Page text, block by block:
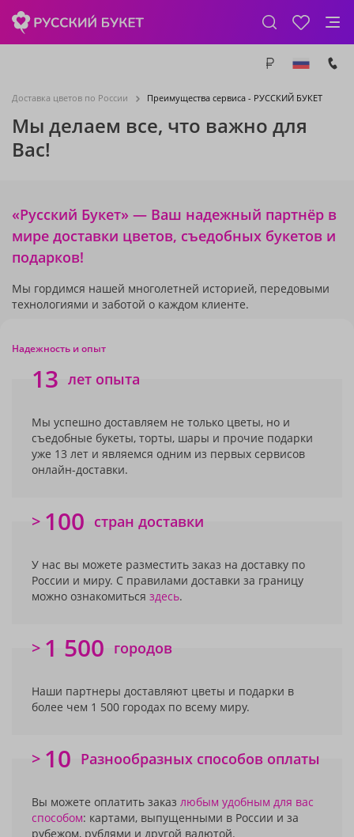
Доставка цветов по России Преимущества сервиса - РУССКИЙ БУКЕТ
Мы делаем все, что важно для
Вас!
«Русский Букет» — Ваш надежный партнёр в
мире доставки цветов, съедобных букетов и
подарков!
Мы гордимся нашей многолетней историей, передовыми
технологиями и заботой о каждом клиенте.
Надежность и опыт
13 лет опыта
Мы успешно доставляем не только цветы, но и
съедобные букеты, торты, шары и прочие подарки
уже 13 лет и являемся одним из первых сервисов
онлайн-доставки.
> 100 стран доставки
У нас вы можете разместить заказ на доставку по
России и миру. С правилами доставки за границу
можно ознакомиться здесь.
> 1 500 городов
Наши партнеры доставляют цветы и подарки в
более чем 1 500 городах по всему миру.
> 10 Разнообразных способов оплаты
Вы можете оплатить заказ любым удобным для вас
способом: картами, выпущенными в России и за
рубежом, рублями и другой валютой.